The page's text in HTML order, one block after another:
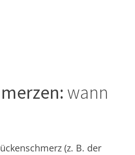
wann
(z. B. der